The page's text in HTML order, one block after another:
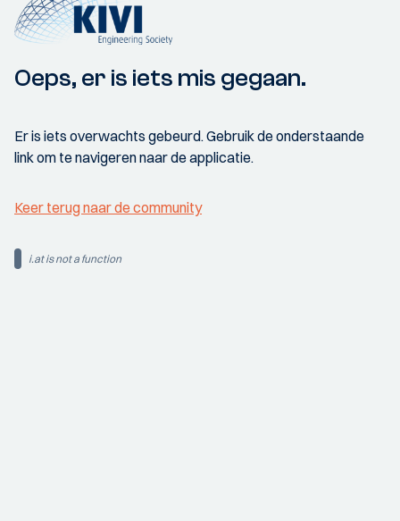
Oeps, er is iets mis gegaan.
Er is iets overwachts gebeurd. Gebruik de onderstaande
link om te navigeren naar de applicatie.
Keer terug naar de community
i.at is not a function